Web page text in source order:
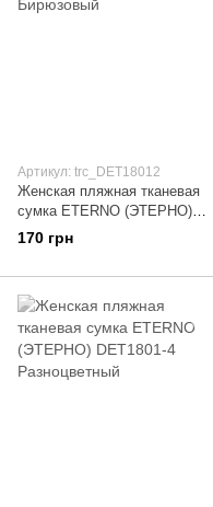
Артикул: trc_DET18012
Женская пляжная тканевая
сумка ETERNO (ЭТЕРНО)
DET1801-2 Бирюзовый
170 грн